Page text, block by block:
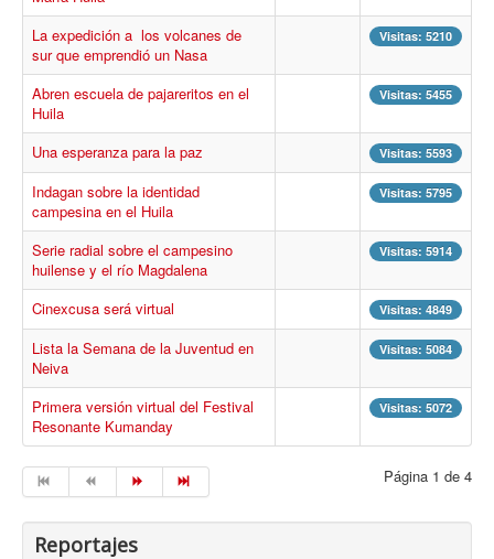
Multimedia
La Agenda
La expedición a los volcanes de
sur que emprendió un Nasa
Visitas: 5210
Abren escuela de pajareritos en el
Huila
Visitas: 5455
Una esperanza para la paz Visitas: 5593
Indagan sobre la identidad
campesina en el Huila
Visitas: 5795
Serie radial sobre el campesino
huilense y el río Magdalena
Visitas: 5914
Cinexcusa será virtual Visitas: 4849
Lista la Semana de la Juventud en
Neiva
Visitas: 5084
Primera versión virtual del Festival
Resonante Kumanday
Visitas: 5072
Página 1 de 4
Reportajes